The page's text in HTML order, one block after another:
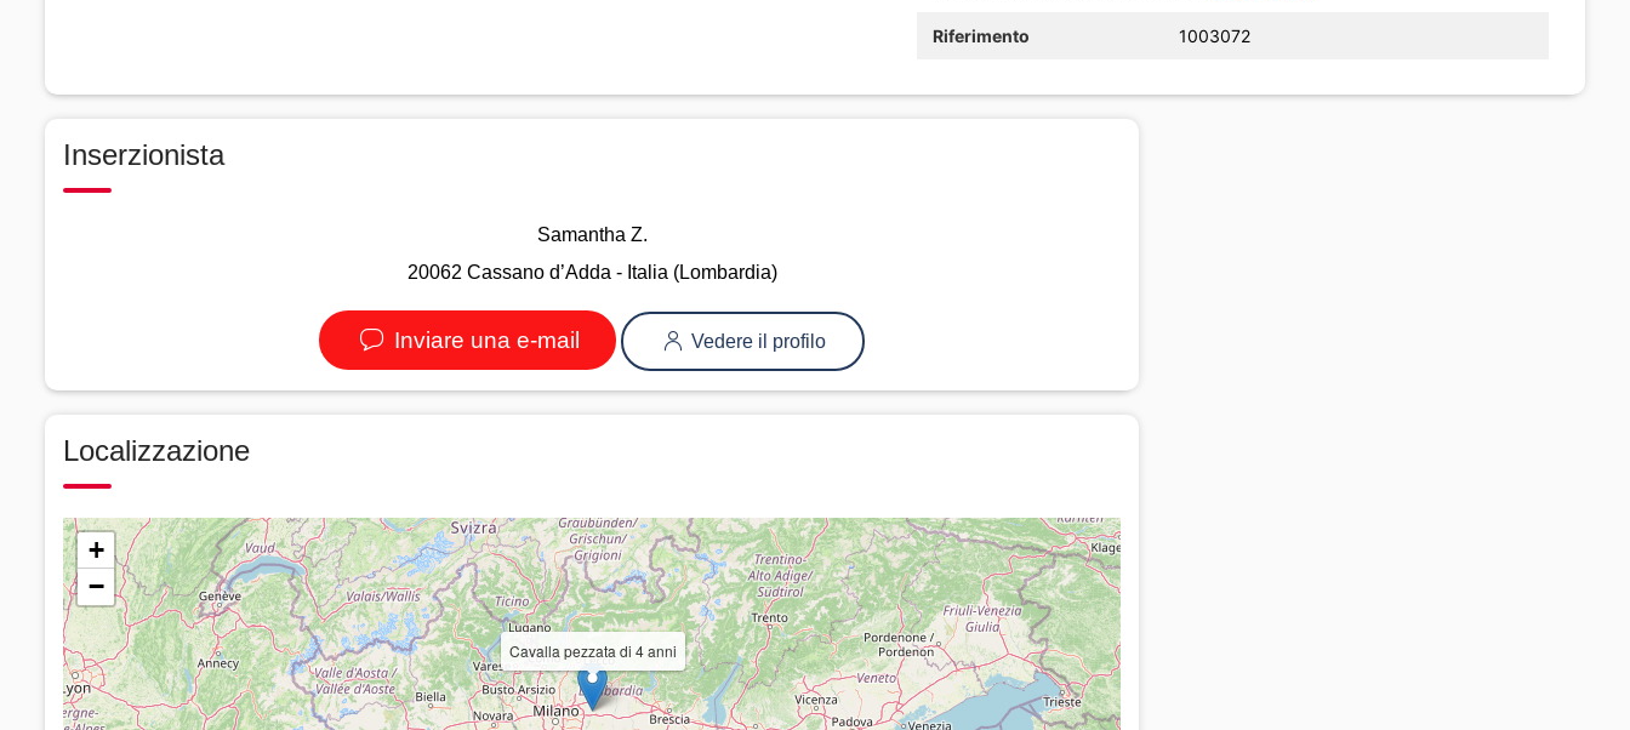
Riferimento 1003072
Inserzionista
Samantha Z.
20062 Cassano d’Adda - Italia (Lombardia)
Inviare una e-mail Vedere il profilo
Localizzazione
Cavalla pezzata di 4 anni
+
−